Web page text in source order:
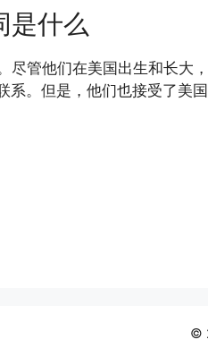
是什么
尽管他们在美国出生和长大
系。但是，他们也接受了美
©